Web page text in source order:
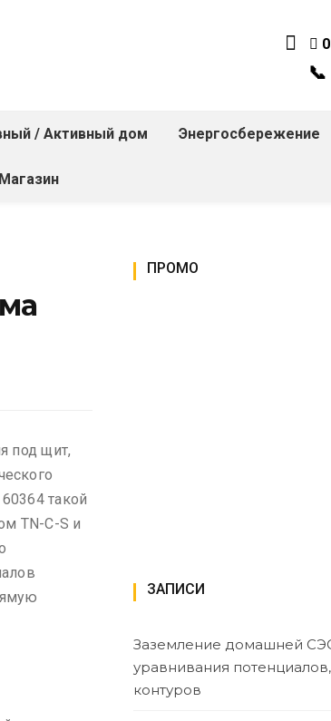
📞
/ Активный дом Энергосбережение
Магазин
под щит,
такой
TN-C-S и
ПРОМО
ЗАПИСИ
Заземление домашней
уравнивания
контуров